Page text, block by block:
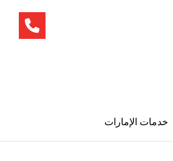
خدمات الإمارات